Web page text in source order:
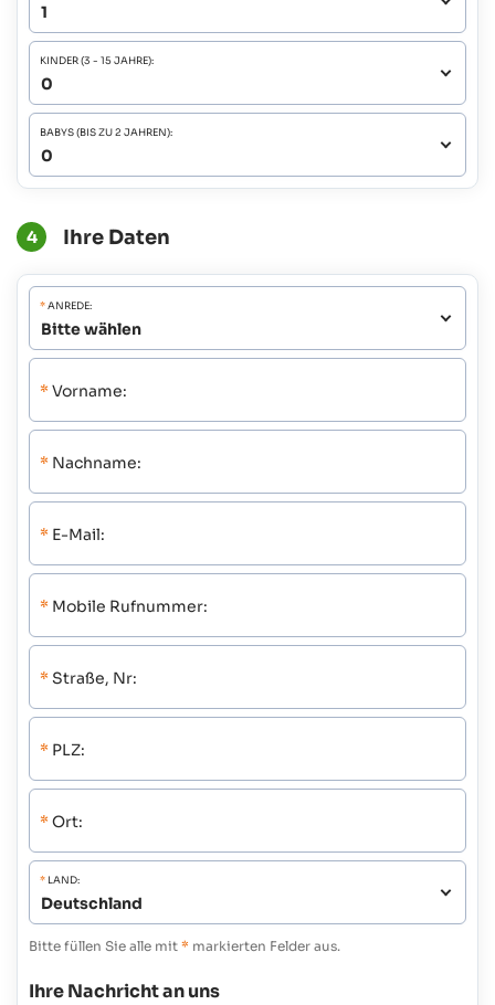
KINDER (3 - 15 JAHRE):
BABYS (BIS ZU 2 JAHREN):
4 Ihre Daten
*ANREDE:
* Vorname:
* Nachname:
* E-Mail:
* Mobile Rufnummer:
* Straße, Nr:
* PLZ:
* Ort:
* LAND:
Bitte füllen Sie alle mit * markierten Felder aus.
Ihre Nachricht an uns